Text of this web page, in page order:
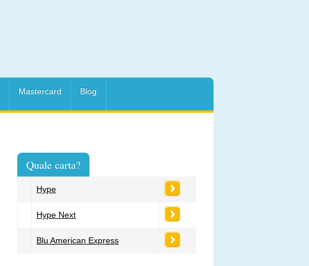
Mastercard Blog
Quale carta?
Hype
Hype Next
Blu American Express